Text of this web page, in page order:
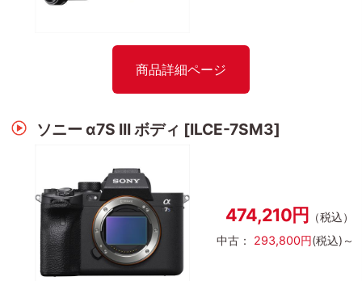
商品詳細ページ
ソニー α7S III ボディ [ILCE-7SM3]
474,210円 （税込）
中古： 293,800円(税込)～